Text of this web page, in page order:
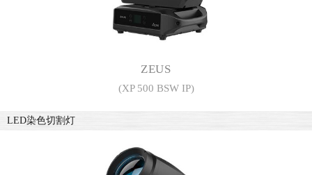
ZEUS
(XP 500 BSW IP)
LED染色切割灯